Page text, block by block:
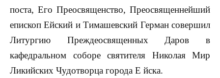
поста, Его Преосвященство, Преосвященнейший
епископ Ейский и Тимашевский Герман совершил
Литургию Преждеосвященных Даров в
кафедральном соборе святителя Николая Мир
Ликийских Чудотворца города Е йска.